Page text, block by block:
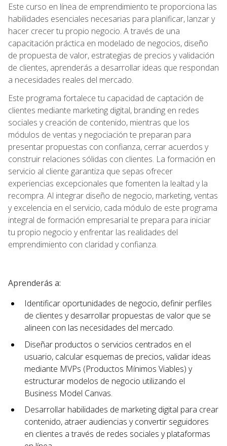
Este curso en línea de emprendimiento te proporciona las
habilidades esenciales necesarias para planificar, lanzar y
hacer crecer tu propio negocio. A través de una
capacitación práctica en modelado de negocios, diseño
de propuesta de valor, estrategias de precios y validación
de clientes, aprenderás a desarrollar ideas que respondan
a necesidades reales del mercado.
Este programa fortalece tu capacidad de captación de
clientes mediante marketing digital, branding en redes
sociales y creación de contenido, mientras que los
módulos de ventas y negociación te preparan para
presentar propuestas con confianza, cerrar acuerdos y
construir relaciones sólidas con clientes. La formación en
servicio al cliente garantiza que sepas ofrecer
experiencias excepcionales que fomenten la lealtad y la
recompra. Al integrar diseño de negocio, marketing, ventas
y excelencia en el servicio, cada módulo de este programa
integral de formación empresarial te prepara para iniciar
tu propio negocio y enfrentar las realidades del
emprendimiento con claridad y confianza.
Aprenderás a:
Identificar oportunidades de negocio, definir perfiles
de clientes y desarrollar propuestas de valor que se
alineen con las necesidades del mercado.
Diseñar productos o servicios centrados en el
usuario, calcular esquemas de precios, validar ideas
mediante MVPs (Productos Mínimos Viables) y
estructurar modelos de negocio utilizando el
Business Model Canvas.
Desarrollar habilidades de marketing digital para crear
contenido, atraer audiencias y convertir seguidores
en clientes a través de redes sociales y plataformas